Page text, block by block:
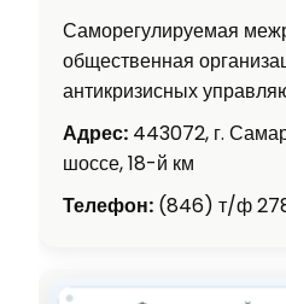
Саморегулируемая
общественная
антикризисных
Адрес: 443072, г.
шоссе, 18-й км
Телефон: (846) т/ф